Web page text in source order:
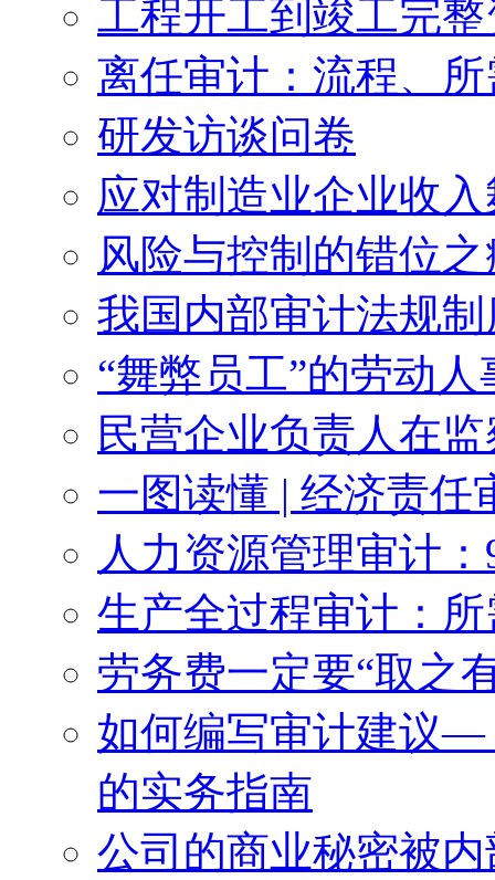
工程开工到竣工完
离任审计：流程、
研发访谈问卷
应对制造业企业收
风险与控制的错位
我国内部审计法规
“舞弊员工”的劳动
民营企业负责人在
一图读懂 | 经济责任
人力资源管理审计
生产全过程审计：
劳务费一定要“取之
如何编写审计建议—
的实务指南
公司的商业秘密被